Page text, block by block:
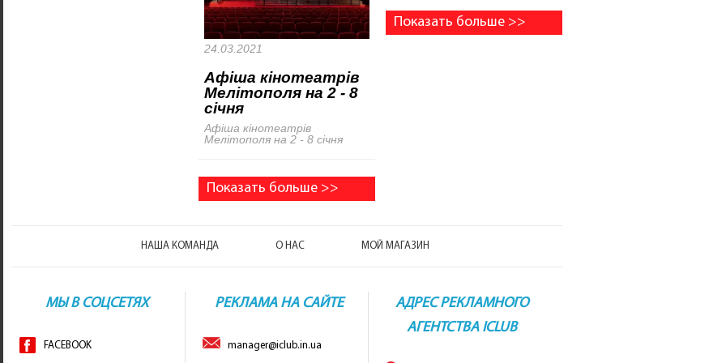
24.03.2021
Афіша кінотеатрів
Мелітополя на 2 - 8
січня
Афіша кінотеатрів
Мелітополя на 2 - 8 січня
Показать больше >>
Показать больше >>
НАША КОМАНДА О НАС МОЙ МАГАЗИН
МЫ В СОЦСЕТЯХ
FACEBOOK
РЕКЛАМА НА САЙТЕ
manager@iclub.in.ua
АДРЕС РЕКЛАМНОГО
АГЕНТСТВА ICLUB